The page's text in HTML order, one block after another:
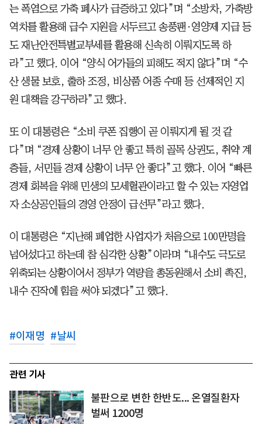
는 폭염으로 가축 폐사가 급증하고 있다”며 “소방차, 가축방
역차를 활용해 급수 지원을 서두르고 송풍팬·영양제 지급 등
도 재난안전특별교부세를 활용해 신속히 이뤄지도록 하
라”고 했다. 이어 “양식 어가들의 피해도 적지 않다”며 “수
산 생물 보호, 출하 조정, 비상품 어종 수매 등 선제적인 지
원 대책을 강구하라”고 했다.
또 이 대통령은 “소비 쿠폰 집행이 곧 이뤄지게 될 것 같
다”며 “경제 상황이 너무 안 좋고 특히 골목 상권도, 취약 계
층들, 서민들 경제 상황이 너무 안 좋다”고 했다. 이어 “빠른
경제 회복을 위해 민생의 모세혈관이라고 할 수 있는 자영업
자 소상공인들의 경영 안정이 급선무”라고 했다.
이 대통령은 “지난해 폐업한 사업자가 처음으로 100만명을
넘어섰다고 하는데 참 심각한 상황”이라며 “내수도 극도로
위축되는 상황이어서 정부가 역량을 총동원해서 소비 촉진,
내수 진작에 힘을 써야 되겠다”고 했다.
#이재명 #날씨
관련 기사
불판으로 변한 한반도... 온열질환자
벌써 1200명